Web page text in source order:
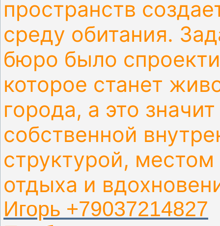
пространств
среду обитания.
бюро было
которое станет
города, а это
собственной
структурой,
отдыха и
Игорь +79037214827